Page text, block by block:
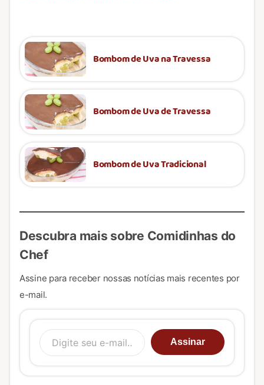
Bombom de Uva na Travessa
Bombom de Uva de Travessa
Bombom de Uva Tradicional
Descubra mais sobre Comidinhas do
Chef
Assine para receber nossas notícias mais recentes por
e-mail.
Digite seu e-mail…
Assinar